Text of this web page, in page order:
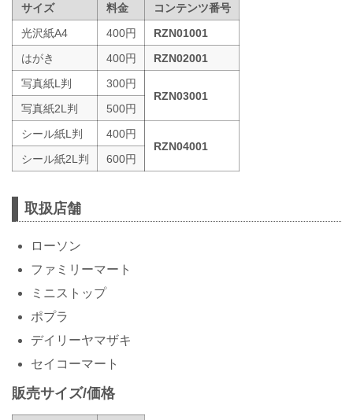
サイズ 料金
コンテンツ番号
光沢紙A4
400円
RZN01001
はがき
400円
RZN02001
写真紙L判
300円
RZN03001
写真紙2L判
500円
シール紙L判
400円
RZN04001
シール紙2L判
600円
取扱店舗
ローソン
ファミリーマート
ミニストップ
ポプラ
デイリーヤマザキ
セイコーマート
販売サイズ/価格